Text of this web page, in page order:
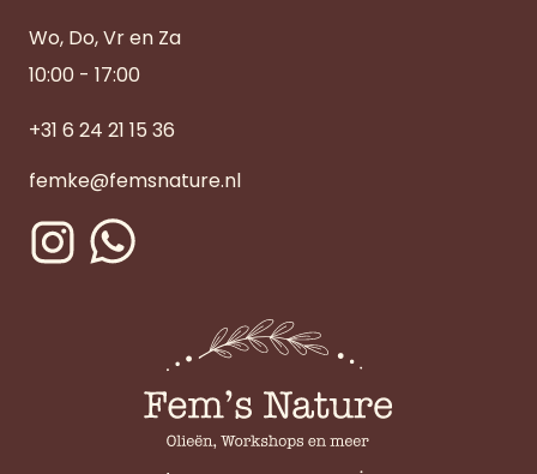
Wo, Do, Vr en Za
10:00 - 17:00
+31 6 24 21 15 36
femke@femsnature.nl